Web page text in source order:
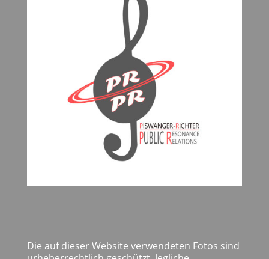
Die auf dieser Website verwendeten Fotos sind